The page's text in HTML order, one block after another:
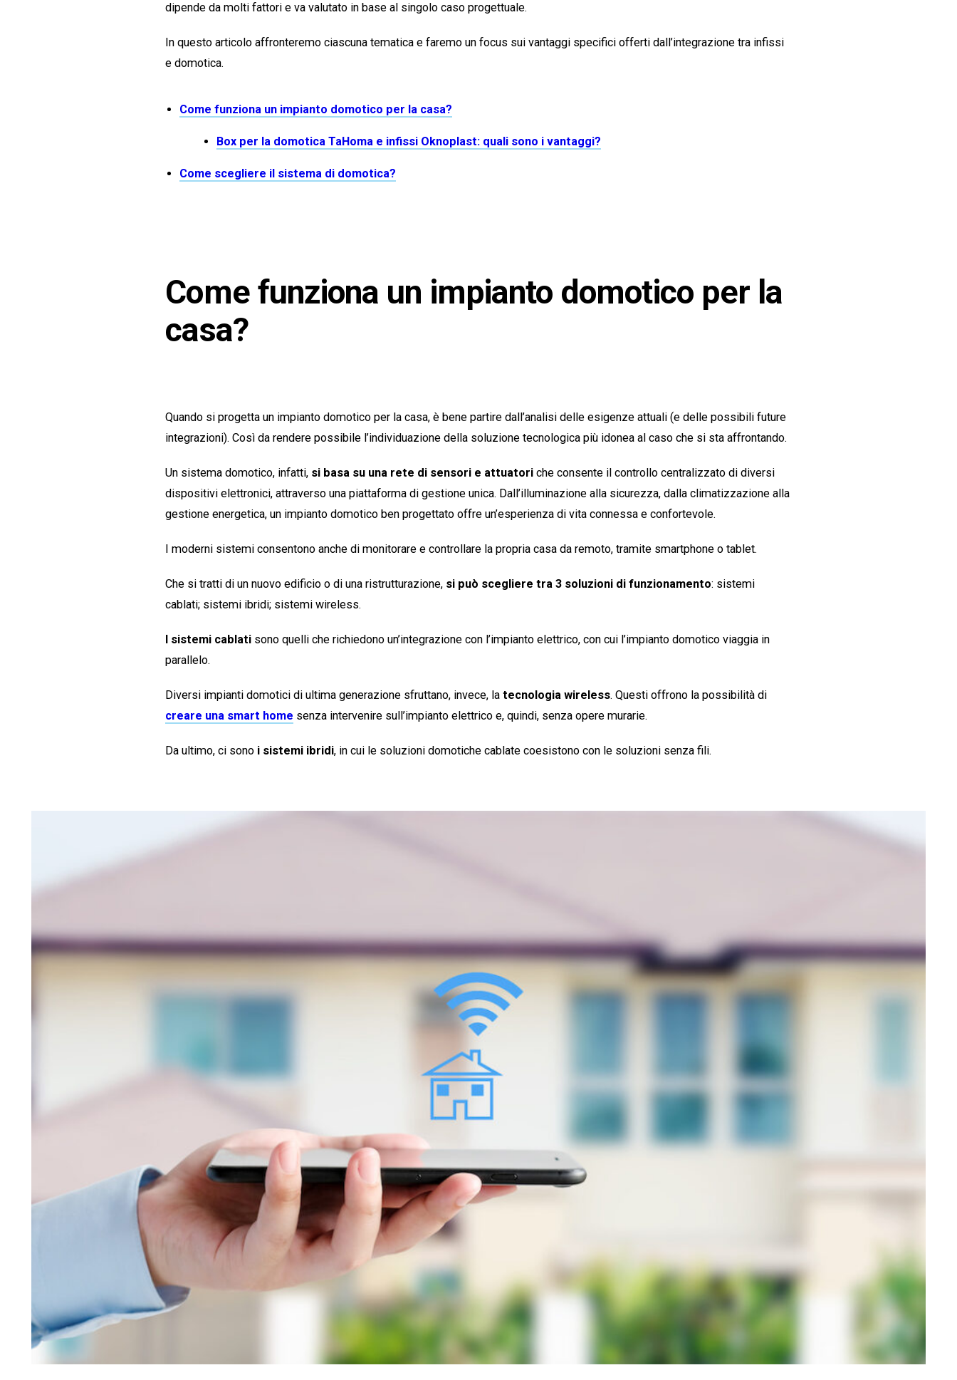
dipende da molti fattori e va valutato in base al singolo caso progettuale.
In questo articolo affronteremo ciascuna tematica e faremo un focus sui vantaggi specifici offerti dall’integrazione tra infissi
e domotica.
Come funziona un impianto domotico per la casa?
Box per la domotica TaHoma e infissi Oknoplast: quali sono i vantaggi?
Come scegliere il sistema di domotica?
Come funziona un impianto domotico per la
casa?
Quando si progetta un impianto domotico per la casa, è bene partire dall’analisi delle esigenze attuali (e delle possibili future
integrazioni). Così da rendere possibile l’individuazione della soluzione tecnologica più idonea al caso che si sta affrontando.
Un sistema domotico, infatti, si basa su una rete di sensori e attuatori che consente il controllo centralizzato di diversi
dispositivi elettronici, attraverso una piattaforma di gestione unica. Dall’illuminazione alla sicurezza, dalla climatizzazione alla
gestione energetica, un impianto domotico ben progettato offre un’esperienza di vita connessa e confortevole.
I moderni sistemi consentono anche di monitorare e controllare la propria casa da remoto, tramite smartphone o tablet.
Che si tratti di un nuovo edificio o di una ristrutturazione, si può scegliere tra 3 soluzioni di funzionamento: sistemi
cablati; sistemi ibridi; sistemi wireless.
I sistemi cablati sono quelli che richiedono un’integrazione con l’impianto elettrico, con cui l’impianto domotico viaggia in
parallelo.
Diversi impianti domotici di ultima generazione sfruttano, invece, latecnologia wireless. Questi offrono la possibilità di
creare una smart home senza intervenire sull’impianto elettrico e, quindi, senza opere murarie.
Da ultimo, ci sono i sistemi ibridi, in cui le soluzioni domotiche cablate coesistono con le soluzioni senza fili.